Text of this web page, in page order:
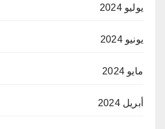
يوليو 2024
يونيو 2024
مايو 2024
أبريل 2024